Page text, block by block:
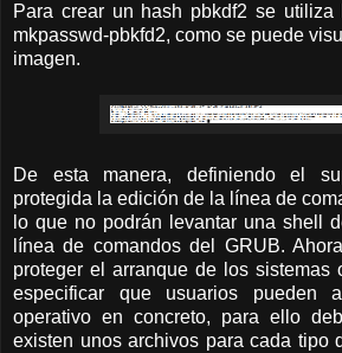
Para crear un hash pbkdf2 se utiliza
mkpasswd-pbkfd2, como se puede
imagen.
De esta manera, definiendo el
protegida la edición de la línea de
lo que no podrán levantar una shell
línea de comandos del GRUB.
proteger el arranque de los sistemas
especificar que usuarios pueden
operativo en concreto, para ello
existen unos archivos para cada tipo